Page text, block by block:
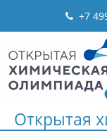
+7
Открытая